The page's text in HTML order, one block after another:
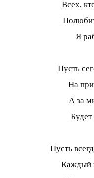
Всех,
Я
Пусть
На
А за
Будет
Пусть
Каждый